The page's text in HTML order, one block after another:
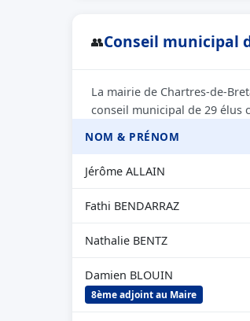
👥Conseil municipal
La mairie de Chartres-de-
conseil municipal de 29 élus
NOM & PRÉNOM
Jérôme ALLAIN
Fathi BENDARRAZ
Nathalie BENTZ
Damien BLOUIN
8ème adjoint au Maire